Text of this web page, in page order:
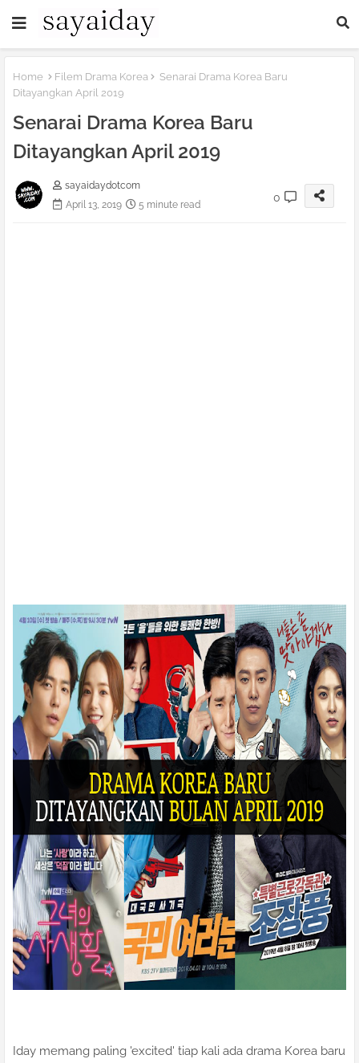
Home Filem Drama Korea
Senarai Drama Korea Baru
Ditayangkan April 2019
Senarai Drama Korea Baru
Ditayangkan April 2019
sayaidaydotcom
April 13, 2019
5 minute read
0
Iday memang paling 'excited' tiap kali ada drama Korea baru